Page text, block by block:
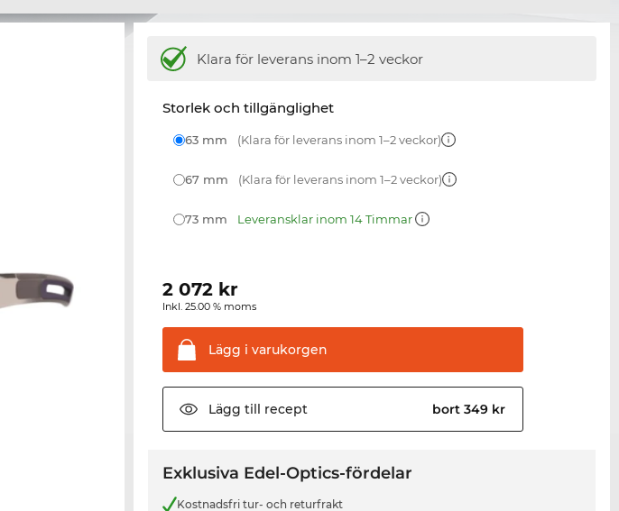
Klara för leverans inom 1–2 veckor
Storlek och tillgänglighet
63 mm (Klara för leverans inom 1–2 veckor)
67 mm (Klara för leverans inom 1–2 veckor)
73 mm Leveransklar inom 14 Timmar
2 072 kr
Inkl. 25.00 % moms
Lägg i varukorgen
Lägg till recept bort 349 kr
Exklusiva Edel-Optics-fördelar
Kostnadsfri tur- och returfrakt